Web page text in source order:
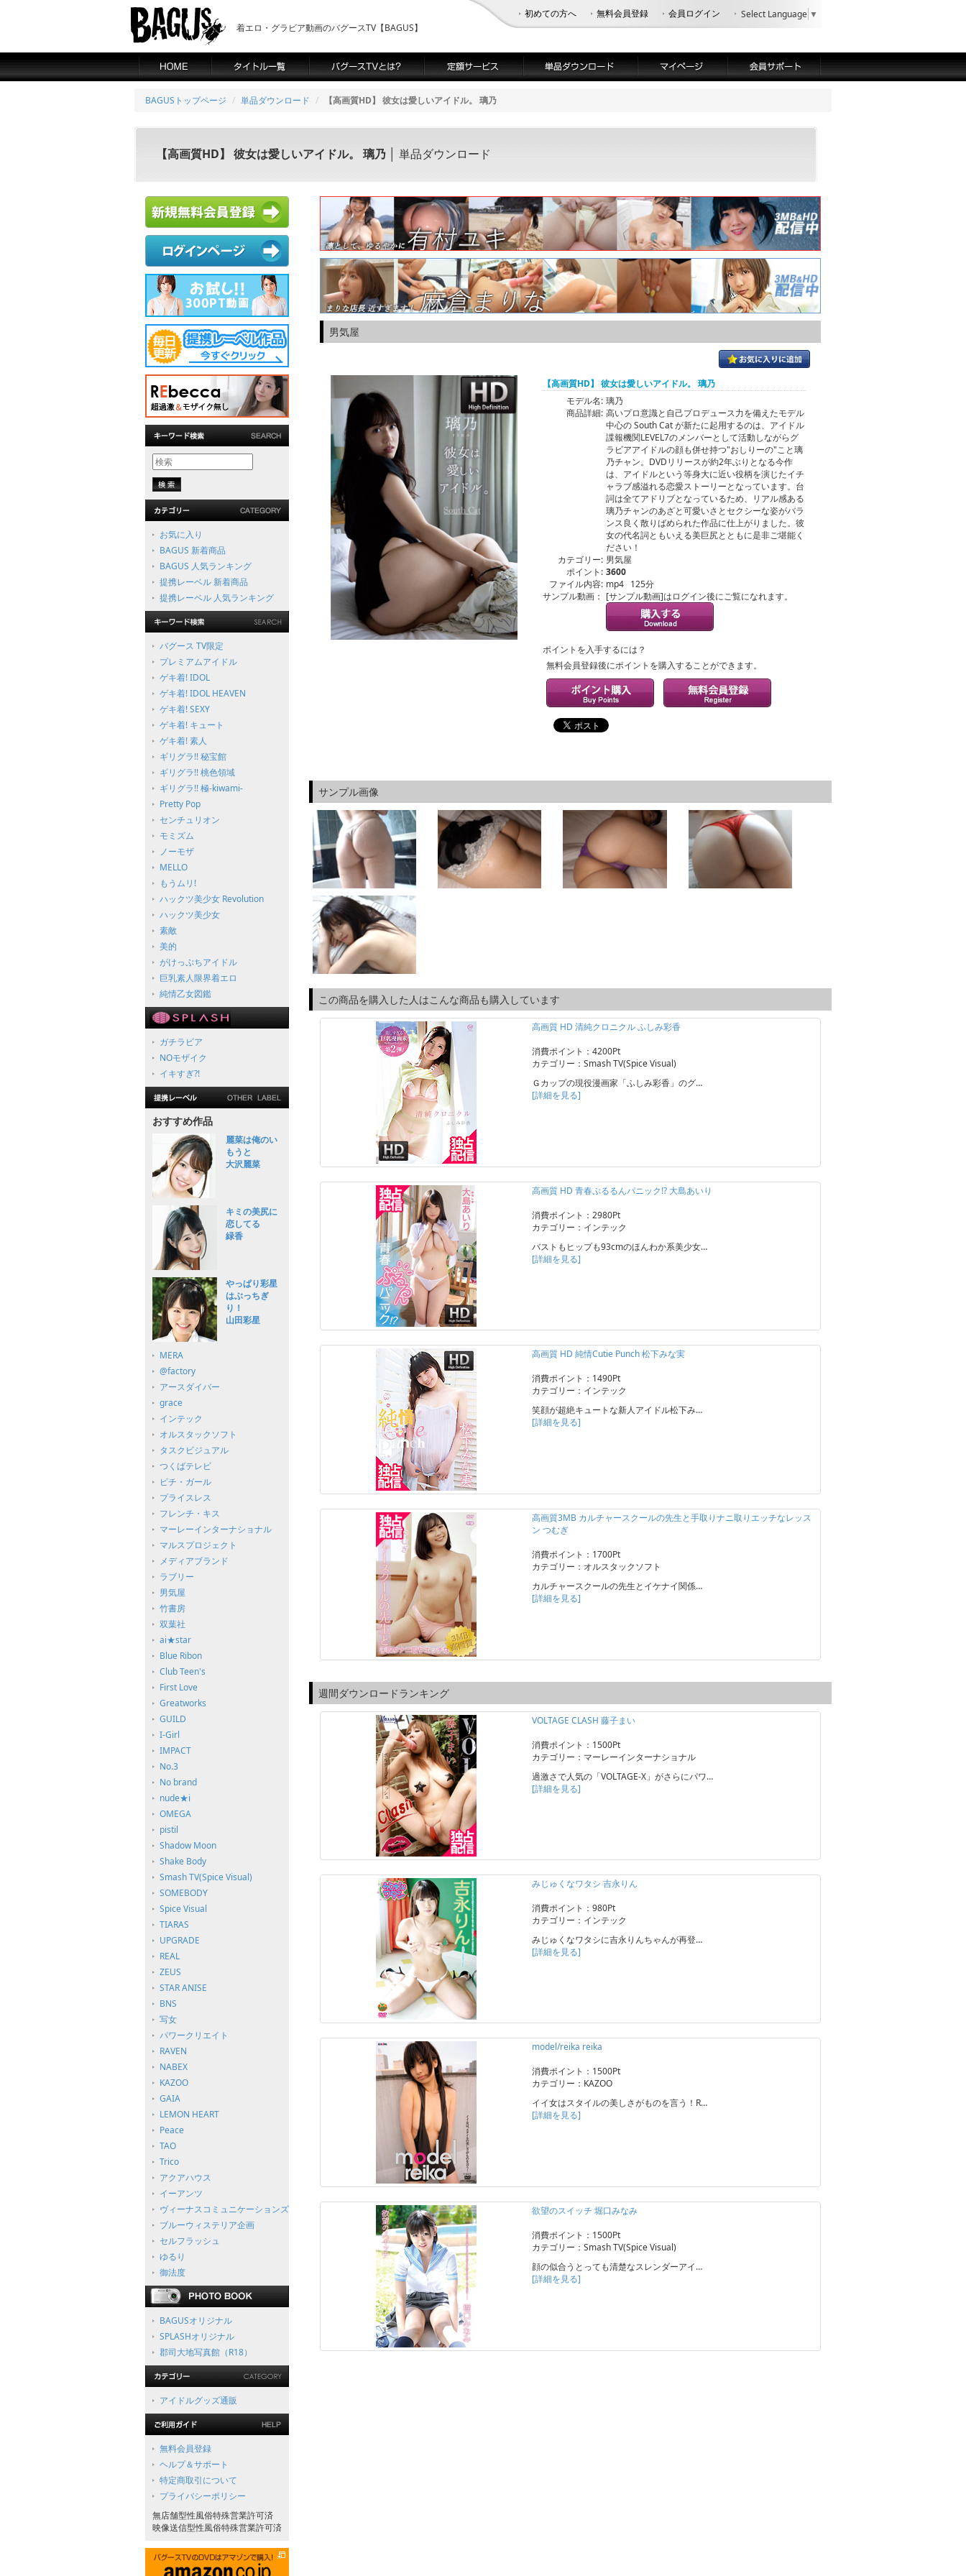
着エロ・グラビア動画のバグースTV【BAGUS】
初めての方へ 無料会員登録 会員ログイン Select Language ▼
BAGUSトップページ 単品ダウンロード 【高画質HD】 彼女は愛しいアイドル。 璃乃
【高画質HD】 彼女は愛しいアイドル。 璃乃 │ 単品ダウンロード
お気に入り
BAGUS 新着商品
BAGUS 人気ランキング
提携レーベル 新着商品
提携レーベル 人気ランキング
バグース TV限定
プレミアムアイドル
ゲキ着! IDOL
ゲキ着! IDOL HEAVEN
ゲキ着! SEXY
ゲキ着! キュート
ゲキ着! 素人
ギリグラ!! 秘宝館
ギリグラ!! 桃色領域
ギリグラ!! 極-kiwami-
Pretty Pop
センチュリオン
モミズム
ノーモザ
MELLO
もうムリ!
ハックツ美少女 Revolution
ハックツ美少女
素敵
美的
がけっぷちアイドル
巨乳素人限界着エロ
純情乙女図鑑
ガチラビア
NOモザイク
イキすぎ?!
おすすめ作品
麗菜は俺のい
もうと
大沢麗菜
キミの美尻に
恋してる
緑香
やっぱり彩星
はぶっちぎ
り！
山田彩星
MERA
@factory
アースダイバー
grace
インテック
オルスタックソフト
タスクビジュアル
つくばテレビ
ピチ・ガール
プライスレス
フレンチ・キス
マーレーインターナショナル
マルスプロジェクト
メディアブランド
ラブリー
男気屋
竹書房
双葉社
ai★star
Blue Ribon
Club Teen's
First Love
Greatworks
GUILD
I-Girl
IMPACT
No.3
No brand
nude★i
OMEGA
pistil
Shadow Moon
Shake Body
Smash TV(Spice Visual)
SOMEBODY
Spice Visual
TIARAS
UPGRADE
REAL
ZEUS
STAR ANISE
BNS
写女
パワークリエイト
RAVEN
NABEX
KAZOO
GAIA
LEMON HEART
Peace
TAO
Trico
アクアハウス
イーアンツ
ヴィーナスコミュニケーションズ
ブルーウィステリア企画
セルフラッシュ
ゆるり
御法度
BAGUSオリジナル
SPLASHオリジナル
郡司大地写真館（R18）
アイドルグッズ通販
無料会員登録
ヘルプ＆サポート
特定商取引について
プライバシーポリシー
無店舗型性風俗特殊営業許可済
映像送信型性風俗特殊営業許可済
男気屋
【高画質HD】 彼女は愛しいアイドル。 璃乃
モデル名: 璃乃
商品詳細: 高いプロ意識と自己プロデュース力を備えたモデル
中心の South Cat が新たに起用するのは、アイドル
諜報機関LEVEL7のメンバーとして活動しながらグ
ラビアアイドルの顔も併せ持つ"おしりーの"こと璃
乃チャン。DVDリリースが約2年ぶりとなる今作
は、アイドルという等身大に近い役柄を演じたイチ
ャラブ感溢れる恋愛ストーリーとなっています。台
詞は全てアドリブとなっているため、リアル感ある
璃乃チャンのあざと可愛いさとセクシーな姿がバラ
ンス良く散りばめられた作品に仕上がりました。彼
女の代名詞ともいえる美巨尻とともに是非ご堪能く
ださい！
カテゴリー: 男気屋
ポイント: 3600
ファイル内容: mp4 125分
サンプル動画： [サンプル動画]はログイン後にご覧になれます。
ポイントを入手するには？
無料会員登録後にポイントを購入することができます。
サンプル画像
この商品を購入した人はこんな商品も購入しています
高画質 HD 清純クロニクル ふしみ彩香
消費ポイント：4200Pt
カテゴリー：Smash TV(Spice Visual)
Ｇカップの現役漫画家「ふしみ彩香」のグ…
[詳細を見る]
高画質 HD 青春ぷるるんパニック!? 大島あいり
消費ポイント：2980Pt
カテゴリー：インテック
バストもヒップも93cmのほんわか系美少女…
[詳細を見る]
高画質 HD 純情Cutie Punch 松下みな実
消費ポイント：1490Pt
カテゴリー：インテック
笑顔が超絶キュートな新人アイドル松下み…
[詳細を見る]
高画質3MB カルチャースクールの先生と手取りナニ取りエッチなレッス
ン つむぎ
消費ポイント：1700Pt
カテゴリー：オルスタックソフト
カルチャースクールの先生とイケナイ関係…
[詳細を見る]
週間ダウンロードランキング
VOLTAGE CLASH 藤子まい
消費ポイント：1500Pt
カテゴリー：マーレーインターナショナル
過激さで人気の「VOLTAGE-X」がさらにパワ…
[詳細を見る]
みじゅくなワタシ 吉永りん
消費ポイント：980Pt
カテゴリー：インテック
みじゅくなワタシに吉永りんちゃんが再登…
[詳細を見る]
model/reika reika
消費ポイント：1500Pt
カテゴリー：KAZOO
イイ女はスタイルの美しさがものを言う！R…
[詳細を見る]
欲望のスイッチ 堀口みなみ
消費ポイント：1500Pt
カテゴリー：Smash TV(Spice Visual)
顔の似合うとっても清楚なスレンダーアイ…
[詳細を見る]